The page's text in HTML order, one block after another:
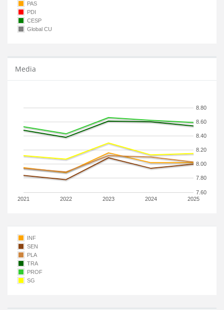
PAS
PDI
CESP
Global CU
Media
2021 2022 2023 2024 2025
7.60
7.80
8.00
8.20
8.40
8.60
8.80
INF
SEN
PLA
TRA
PROF
SG